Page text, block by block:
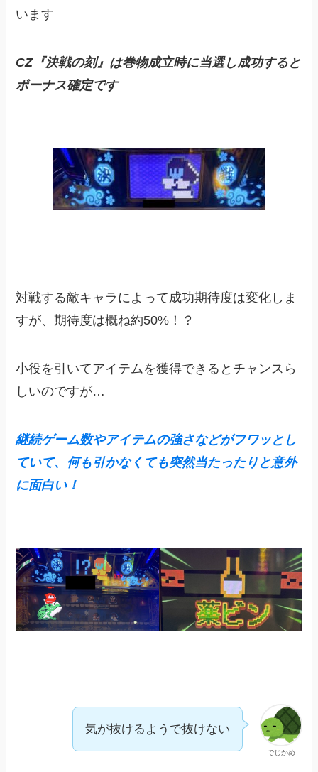
います
CZ『決戦の刻』は巻物成立時に当選し成功すると
ボーナス確定です
対戦する敵キャラによって成功期待度は変化しま
すが、期待度は概ね約50%！？
小役を引いてアイテムを獲得できるとチャンスら
しいのですが…
継続ゲーム数やアイテムの強さなどがフワッとし
ていて、何も引かなくても突然当たったりと意外
に面白い！
でじかめ
気が抜けるようで抜けない